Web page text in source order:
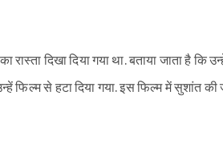
दिखा दिया गया था. बताया जाता है कि
फिल्म से हटा दिया गया. इस फिल्म में सुशांत